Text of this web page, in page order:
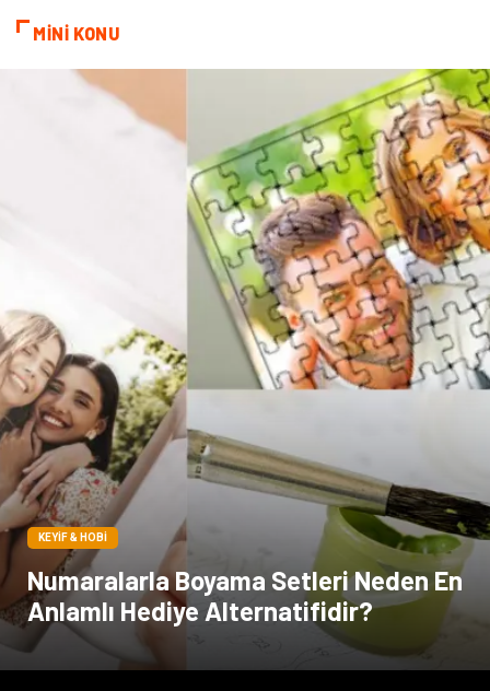
Çadır
Pet Malzemeleri
MİNİ KONU
KEYIF & HOBI
Numaralarla Boyama Setleri Neden En
Anlamlı Hediye Alternatifidir?